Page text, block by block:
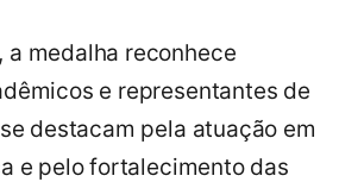
a medalha reconhece
e representantes de
destacam pela atuação em
e pelo fortalecimento das